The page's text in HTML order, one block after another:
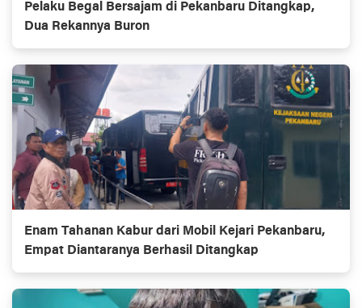
Pelaku Begal Bersajam di Pekanbaru Ditangkap,
Dua Rekannya Buron
Enam Tahanan Kabur dari Mobil Kejari Pekanbaru,
Empat Diantaranya Berhasil Ditangkap